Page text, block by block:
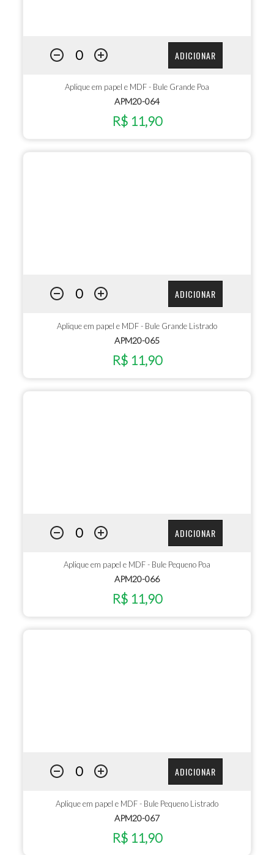
ADICIONAR
Aplique em papel e MDF - Bule Grande Poa
APM20-064
R$ 11,90
ADICIONAR
Aplique em papel e MDF - Bule Grande Listrado
APM20-065
R$ 11,90
ADICIONAR
Aplique em papel e MDF - Bule Pequeno Poa
APM20-066
R$ 11,90
ADICIONAR
Aplique em papel e MDF - Bule Pequeno Listrado
APM20-067
R$ 11,90